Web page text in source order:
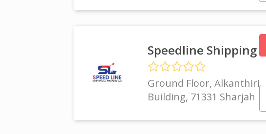
Speedline Shipping
Ground Floor, Alkanthiri
Building, 71331 Sharjah